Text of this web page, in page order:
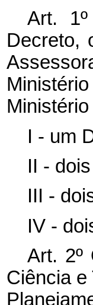
Art. 1º
Decreto,
I - um
II -
III -
IV -
Art. 2º
Ciência e